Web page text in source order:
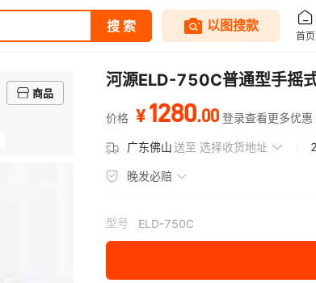
商品
河源ELD-750C普通型手摇
价格 ¥1280.00 登录查看更多优惠
广东佛山送至 选择收货地址
晚发必赔
型号 ELD-750C